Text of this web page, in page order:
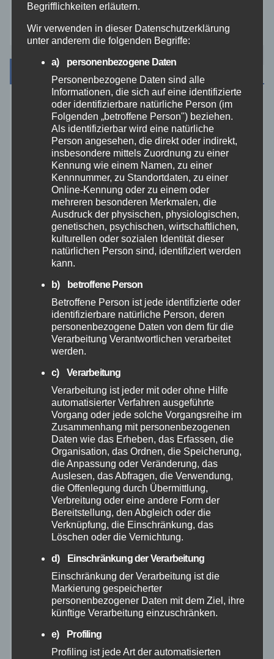
August 2026
Juli 2026
Juni 2026
Mai 2026
April 2026
Februar 2026
Januar 2026
Dezember 2025
November 2025
Oktober 2025
September 2025
August 2025
Juli 2025
Juni 2025
Mai 2025
Begrifflichkeiten erläutern.
Wir verwenden in dieser Datenschutzerklärung
unter anderem die folgenden Begriffe:
a) personenbezogene Daten
Personenbezogene Daten sind alle
Informationen, die sich auf eine identifizierte
oder identifizierbare natürliche Person (im
Folgenden „betroffene Person") beziehen.
Als identifizierbar wird eine natürliche
Person angesehen, die direkt oder indirekt,
insbesondere mittels Zuordnung zu einer
Kennung wie einem Namen, zu einer
Kennnummer, zu Standortdaten, zu einer
Online-Kennung oder zu einem oder
mehreren besonderen Merkmalen, die
Ausdruck der physischen, physiologischen,
genetischen, psychischen, wirtschaftlichen,
kulturellen oder sozialen Identität dieser
natürlichen Person sind, identifiziert werden
kann.
b) betroffene Person
Betroffene Person ist jede identifizierte oder
identifizierbare natürliche Person, deren
personenbezogene Daten von dem für die
Verarbeitung Verantwortlichen verarbeitet
werden.
c) Verarbeitung
Verarbeitung ist jeder mit oder ohne Hilfe
automatisierter Verfahren ausgeführte
Vorgang oder jede solche Vorgangsreihe im
Zusammenhang mit personenbezogenen
Daten wie das Erheben, das Erfassen, die
Organisation, das Ordnen, die Speicherung,
die Anpassung oder Veränderung, das
Auslesen, das Abfragen, die Verwendung,
die Offenlegung durch Übermittlung,
Verbreitung oder eine andere Form der
Bereitstellung, den Abgleich oder die
Verknüpfung, die Einschränkung, das
Löschen oder die Vernichtung.
d) Einschränkung der Verarbeitung
Einschränkung der Verarbeitung ist die
Markierung gespeicherter
personenbezogener Daten mit dem Ziel, ihre
künftige Verarbeitung einzuschränken.
e) Profiling
Profiling ist jede Art der automatisierten